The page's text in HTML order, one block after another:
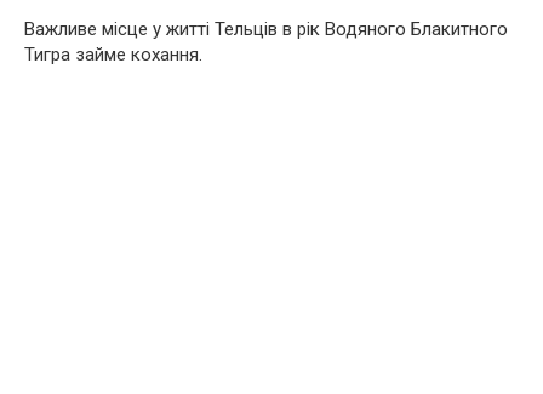
Важливе місце у житті Тельців в рік Водяного Блакитного
Тигра займе кохання.